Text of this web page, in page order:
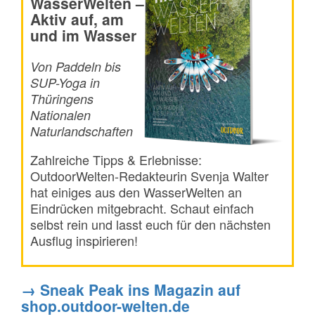
Aktiv auf, am
und im Wasser
Von Paddeln bis
SUP-Yoga in
Thüringens
Nationalen
Naturlandschaften
Zahlreiche Tipps & Erlebnisse:
OutdoorWelten-Redakteurin Svenja Walter
hat einiges aus den WasserWelten an
Eindrücken mitgebracht. Schaut einfach
selbst rein und lasst euch für den nächsten
Ausflug inspirieren!
→ Sneak Peak ins Magazin auf
shop.outdoor-welten.de